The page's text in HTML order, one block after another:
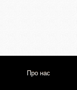
Про нас